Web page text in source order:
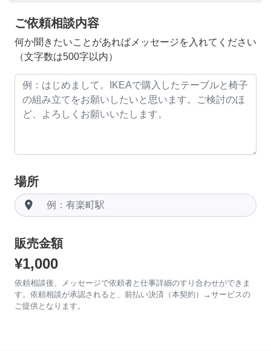
ご依頼相談内容
何か聞きたいことがあればメッセージを入れてください
（文字数は500字以内）
場所
room
販売金額
¥1,000
依頼相談後、メッセージで依頼者と仕事詳細のすり合わせができま
す。依頼相談が承認されると、前払い決済（本契約）→サービスの
ご提供となります。